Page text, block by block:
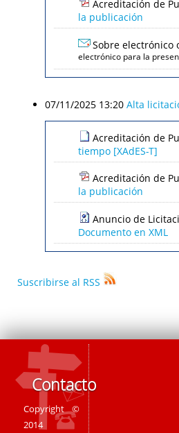
Acreditación de
la publicación
Sobre electrónico
electrónico para la
07/11/2025 13:20 Alta
Acreditación de
tiempo [XAdES-T]
Acreditación de
la publicación
Anuncio de
Documento en XML
Suscribirse al RSS
Contacto
Copyright ©
2014